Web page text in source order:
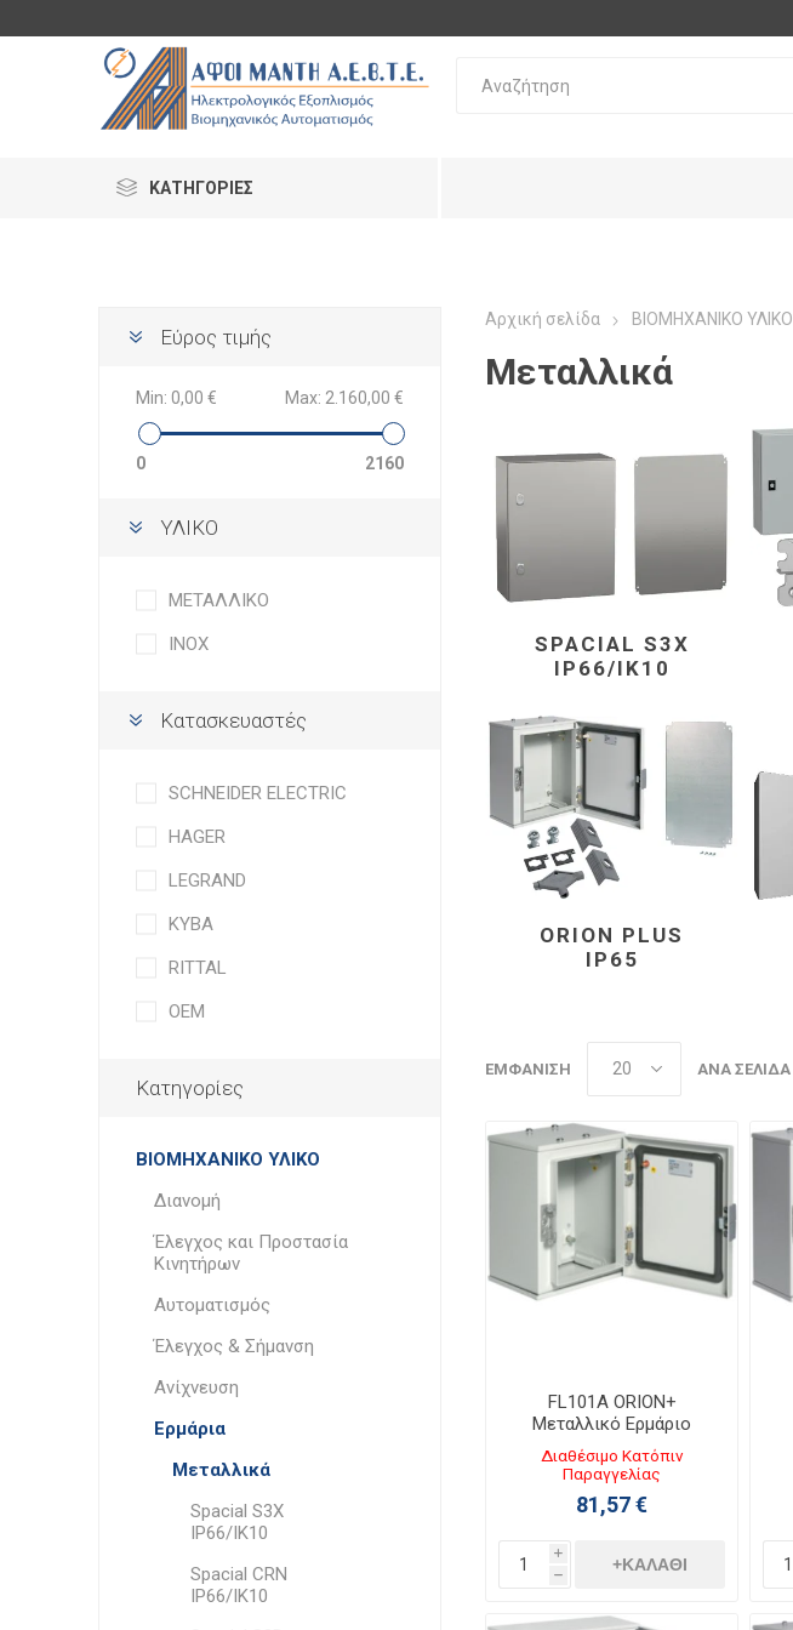
ΚΑΤΗΓΟΡΊΕΣ
Εύρος τιμής
Min: 0,00 € Max: 2.160,00 €
0 2160
ΥΛΙΚΟ
ΜΕΤΑΛΛΙΚΟ
INOX
Κατασκευαστές
SCHNEIDER ELECTRIC
HAGER
LEGRAND
ΚΥΒΑ
RITTAL
OEM
Κατηγορίες
ΒΙΟΜΗΧΑΝΙΚΟ ΥΛΙΚΟ
Διανομή
Έλεγχος και Προστασία
Κινητήρων
Αυτοματισμός
Έλεγχος & Σήμανση
Ανίχνευση
Ερμάρια
Μεταλλικά
Spacial S3X
IP66/IK10
Spacial CRN
IP66/IK10
Αρχική σελίδα ΒΙΟΜΗΧΑΝΙΚΟ ΥΛΙΚΟ
Μεταλλικά
SPACIAL S3X
IP66/IK10
ORION PLUS
IP65
ΕΜΦΆΝΙΣΗ ΑΝΆ ΣΕΛΊΔΑ
FL101A ORION+
Μεταλλικό Ερμάριο
Π200ΧΥ250ΧΒ160 με
Αδιάφανη Πόρτα IP65
Διαθέσιμο Κατόπιν
Παραγγελίας
81,57 €
i
h
+ΚΑΛΆΘΙ